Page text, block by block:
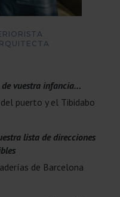
de vuestra infancia…
puerto y el Tibidabo
lista de direcciones
de Barcelona